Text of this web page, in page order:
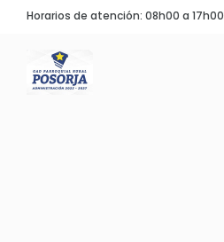
Horarios de atención: 08h00 a 17h00